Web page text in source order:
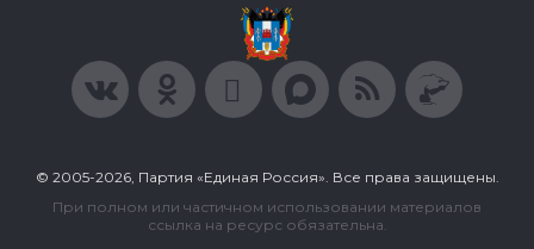
© 2005-2026, Партия «Единая Россия». Все права защищены.
При полном или частичном использовании материалов
ссылка на ресурс обязательна.